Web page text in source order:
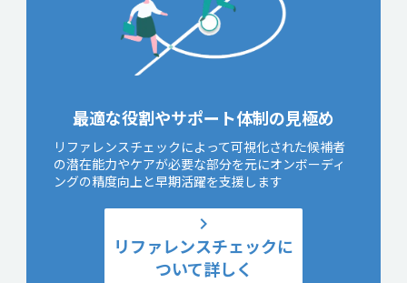
最適な役割やサポート体制の見極め
リファレンスチェックによって可視化された候補者
の潜在能力やケアが必要な部分を元にオンボーディ
ングの精度向上と早期活躍を支援します
keyboard_arrow_right
リファレンスチェックに
ついて詳しく